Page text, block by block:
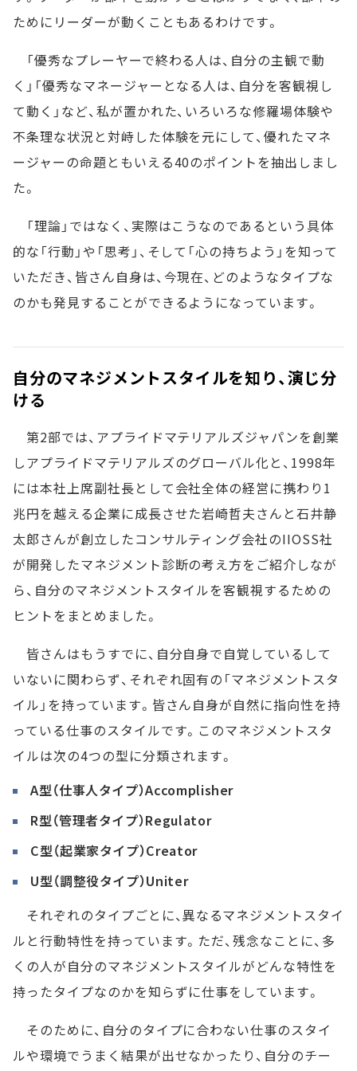
ためにリーダーが動くこともあるわけです。
「優秀なプレーヤーで終わる人は、自分の主観で動
く」「優秀なマネージャーとなる人は、自分を客観視し
て動く」など、私が置かれた、いろいろな修羅場体験や
不条理な状況と対峙した体験を元にして、優れたマネ
ージャーの命題ともいえる40のポイントを抽出しまし
た。
「理論」ではなく、実際はこうなのであるという具体
的な「行動」や「思考」、そして「心の持ちよう」を知って
いただき、皆さん自身は、今現在、どのようなタイプな
のかも発見することができるようになっています。
自分のマネジメントスタイルを知り、演じ分
ける
第2部では、アプライドマテリアルズジャパンを創業
しアプライドマテリアルズのグローバル化と、1998年
には本社上席副社長として会社全体の経営に携わり1
兆円を越える企業に成長させた岩崎哲夫さんと石井静
太郎さんが創立したコンサルティング会社のIIOSS社
が開発したマネジメント診断の考え方をご紹介しなが
ら、自分のマネジメントスタイルを客観視するための
ヒントをまとめました。
皆さんはもうすでに、自分自身で自覚しているして
いないに関わらず、それぞれ固有の「マネジメントスタ
イル」を持っています。皆さん自身が自然に指向性を持
っている仕事のスタイルです。このマネジメントスタ
イルは次の4つの型に分類されます。
A型（仕事人タイプ）Accomplisher
R型（管理者タイプ）Regulator
C型（起業家タイプ）Creator
U型（調整役タイプ）Uniter
それぞれのタイプごとに、異なるマネジメントスタイ
ルと行動特性を持っています。ただ、残念なことに、多
くの人が自分のマネジメントスタイルがどんな特性を
持ったタイプなのかを知らずに仕事をしています。
そのために、自分のタイプに合わない仕事のスタイ
ルや環境でうまく結果が出せなかったり、自分のチー